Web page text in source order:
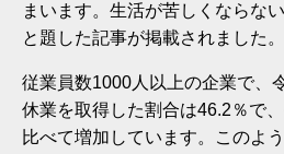
まいます。生活が苦しくならな
と題した記事が掲載されました。
従業員数1000人以上の企業で、
休業を取得した割合は46.2％で
比べて増加しています。このよ